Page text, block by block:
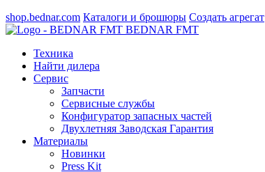
shop.bednar.com Каталоги и брошюры Создать агрегат
BEDNAR FMT
Техника
Найти дилера
Сервис
Запчасти
Сервисные службы
Конфигуратор запасных частей
Двухлетняя Заводская Гарантия
Материалы
Новинки
Press Kit